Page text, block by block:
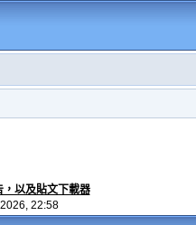
，以及貼文下載器
22:58